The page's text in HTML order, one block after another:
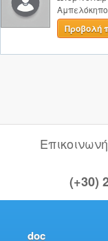
Προβολή
(+30)
doc